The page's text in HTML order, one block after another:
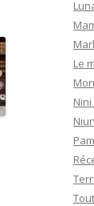
Le
Nini